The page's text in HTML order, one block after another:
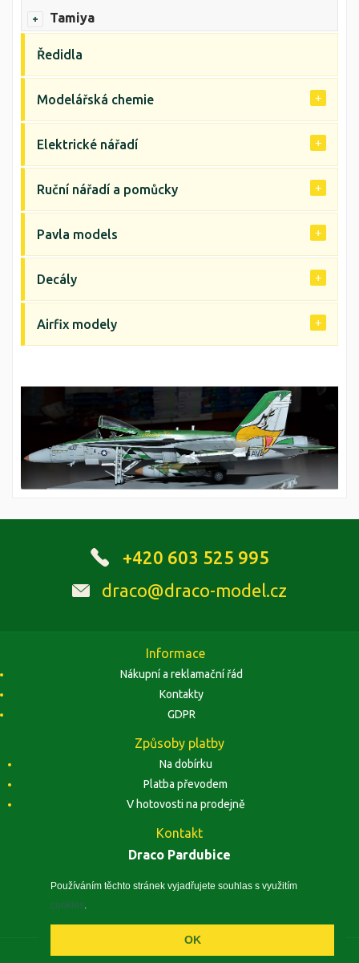
Používáním těchto stránek vyjadřujete souhlas s využitím
cookies
OK
Tamiya
Ředidla
Modelářská chemie
Elektrické nářadí
Ruční nářadí a pomůcky
Pavla models
Decály
Airfix modely
+420 603 525 995
draco@draco-model.cz
Informace
Nákupní a reklamační řád
Kontakty
GDPR
Způsoby platby
Na dobírku
Platba převodem
V hotovosti na prodejně
Kontakt
Draco Pardubice
Zobrazit na mapě
© 2026 Draco-model.cz - modelářské potřeby